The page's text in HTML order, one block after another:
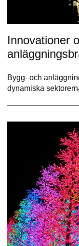
Innovationer
Bygg- och
dynamiska